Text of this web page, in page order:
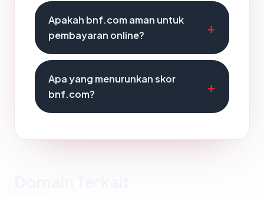
Apakah bnf.com aman untuk
pembayaran online?
Apa yang menurunkan skor
bnf.com?